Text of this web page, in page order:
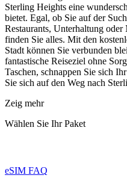
Sterling Heights eine
bietet. Egal, ob Sie auf der
Restaurants, Unterhaltung
finden Sie alles. Mit den
Stadt können Sie verbunden
fantastische Reiseziel ohne
Taschen, schnappen Sie sich
Sie sich auf den Weg nach
Zeig mehr
Wählen Sie Ihr Paket
eSIM FAQ